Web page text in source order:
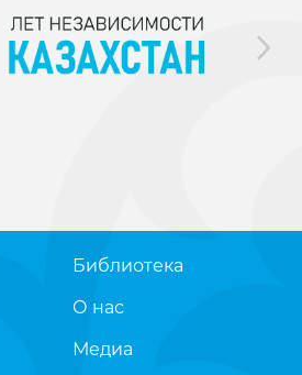
Библиотека
О нас
Медиа